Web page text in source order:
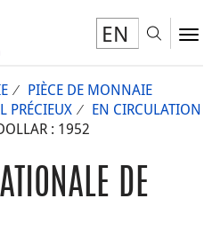
EN
PIÈCE DE MONNAIE
PRÉCIEUX
EN CIRCULATION
: 1952
DE